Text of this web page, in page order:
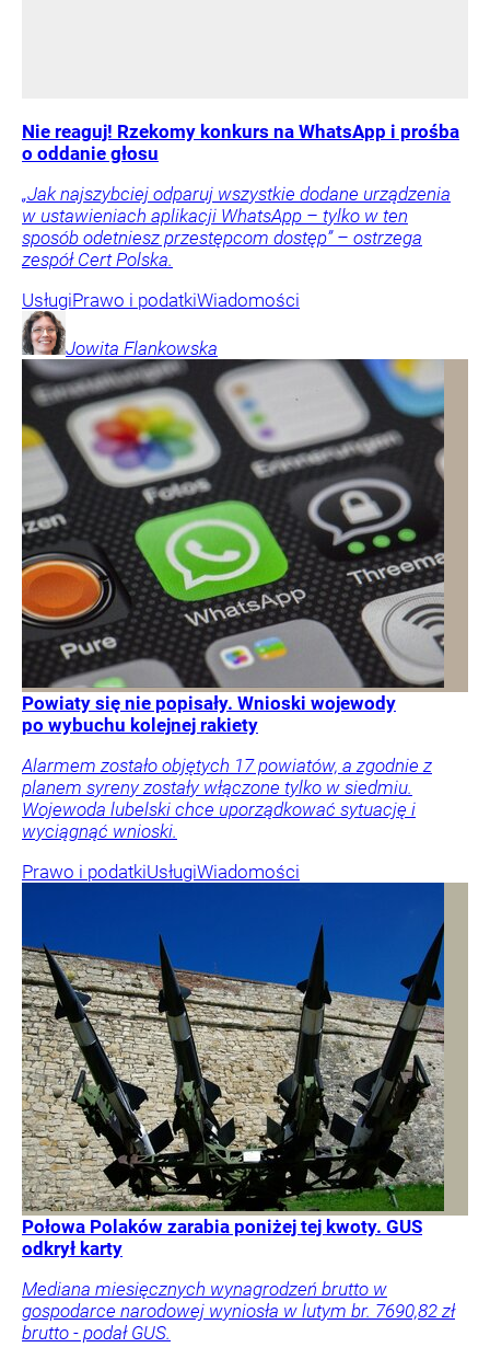
Nie reaguj! Rzekomy konkurs na WhatsApp i prośba
o oddanie głosu
„Jak najszybciej odparuj wszystkie dodane urządzenia
w ustawieniach aplikacji WhatsApp – tylko w ten
sposób odetniesz przestępcom dostęp” – ostrzega
zespół Cert Polska.
UsługiPrawo i podatkiWiadomości
Jowita Flankowska
Powiaty się nie popisały. Wnioski wojewody
po wybuchu kolejnej rakiety
Alarmem zostało objętych 17 powiatów, a zgodnie z
planem syreny zostały włączone tylko w siedmiu.
Wojewoda lubelski chce uporządkować sytuację i
wyciągnąć wnioski.
Prawo i podatkiUsługiWiadomości
Połowa Polaków zarabia poniżej tej kwoty. GUS
odkrył karty
Mediana miesięcznych wynagrodzeń brutto w
gospodarce narodowej wyniosła w lutym br. 7690,82 zł
brutto - podał GUS.